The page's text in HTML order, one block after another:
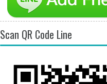
Scan QR Code Line